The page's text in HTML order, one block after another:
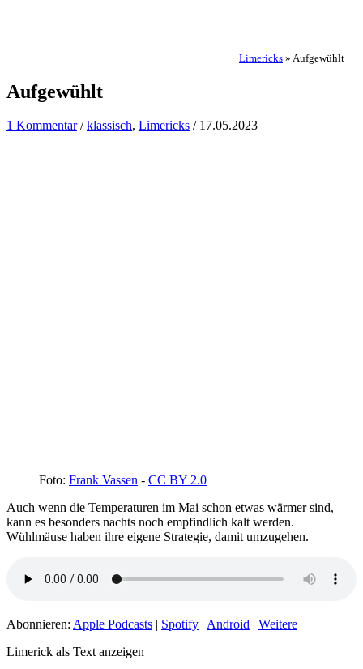
Limericks » Aufgewühlt
Aufgewühlt
1 Kommentar /klassisch, Limericks / 17.05.2023
Foto: Frank Vassen - CC BY 2.0
Auch wenn die Temperaturen im Mai schon etwas wärmer sind,
kann es besonders nachts noch empfindlich kalt werden.
Wühlmäuse haben ihre eigene Strategie, damit umzugehen.
Abonnieren: Apple Podcasts | Spotify | Android | Weitere
Limerick als Text anzeigen